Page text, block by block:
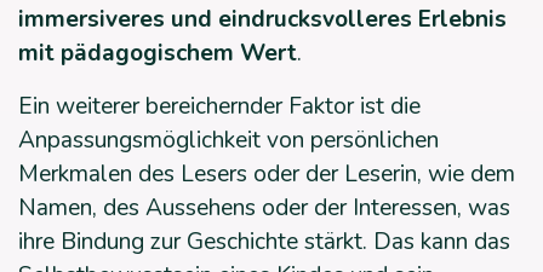
immersiveres und eindrucksvolleres Erlebnis
mit pädagogischem Wert.
Ein weiterer bereichernder Faktor ist die
Anpassungsmöglichkeit von persönlichen
Merkmalen des Lesers oder der Leserin, wie dem
Namen, des Aussehens oder der Interessen, was
ihre Bindung zur Geschichte stärkt. Das kann das